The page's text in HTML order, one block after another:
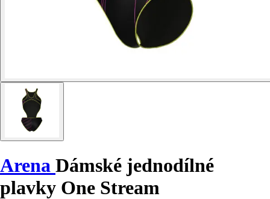
Arena Dámské jednodílné
plavky One Stream